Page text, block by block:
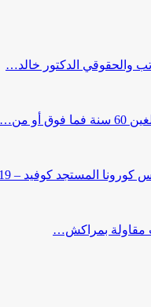
والحقوقي الدكتور خالد…
من…
كوفيد – 19 ، بدون…
مقاولة بمراكش…